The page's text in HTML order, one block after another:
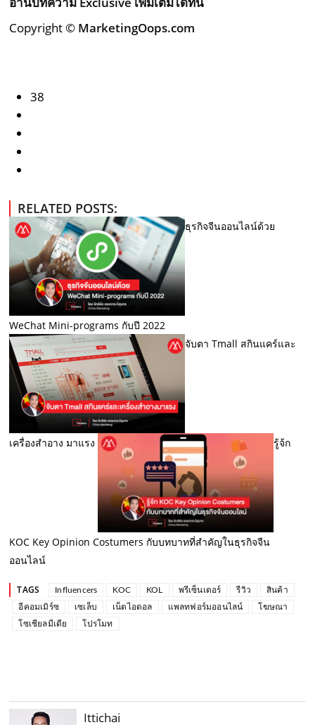
Copyright © MarketingOops.com
38
RELATED POSTS:
ธุรกิจจีนออนไลน์ด้วย
WeChat Mini-programs กับปี 2022
จับตา Tmall สกินแคร์และ
เครื่องสำอาง มาแรง รู้จ้ก
KOC Key Opinion Costumers กับบทบาทที่สำคัญในธุรกิจจีน
ออนไลน์
TAGS Influencers KOC KOL พรีเซ็นเตอร์ รีวิว
สินค้า
อีคอมเมิร์ซ
เซเล็บ เน็ตไอดอล แพลทฟอร์มออนไลน์
โฆษณา
โซเชียลมีเดีย
โปรโมท
Ittichai